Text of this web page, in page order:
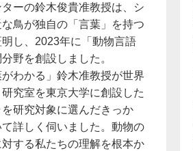
ーの鈴木俊貴准教授は、シ
鳥が独自の「言葉」を持つ
し、2023年に「動物言語
野を創設しました。
わかる」鈴木准教授が世界
究室を東京大学に創設した
研究対象に選んだきっか
詳しく伺いました。動物の
する私たちの理解を根本か